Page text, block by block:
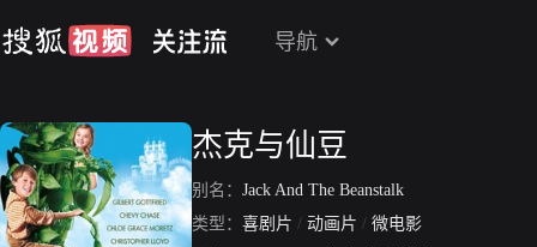
导航
杰克与仙豆
别名： Jack And The Beanstalk
类型： 喜剧片 / 动画片 / 微电影